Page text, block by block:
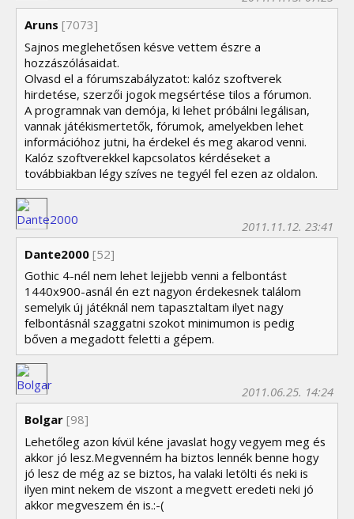
Aruns [7073]
Sajnos meglehetősen késve vettem észre a
hozzászólásaidat.
Olvasd el a fórumszabályzatot: kalóz szoftverek
hirdetése, szerzői jogok megsértése tilos a fórumon.
A programnak van demója, ki lehet próbálni legálisan,
vannak játékismertetők, fórumok, amelyekben lehet
információhoz jutni, ha érdekel és meg akarod venni.
Kalóz szoftverekkel kapcsolatos kérdéseket a
továbbiakban légy szíves ne tegyél fel ezen az oldalon.
Dante2000
2011.11.12. 23:41
[52]
Gothic 4-nél nem lehet lejjebb venni a felbontást
1440x900-asnál én ezt nagyon érdekesnek találom
semelyik új játéknál nem tapasztaltam ilyet nagy
felbontásnál szaggatni szokot minimumon is pedig
bőven a megadott feletti a gépem.
Bolgar
2011.06.25. 14:24
[98]
Lehetőleg azon kívül kéne javaslat hogy vegyem meg és
akkor jó lesz.Megvenném ha biztos lennék benne hogy
jó lesz de még az se biztos, ha valaki letölti és neki is
ilyen mint nekem de viszont a megvett eredeti neki jó
akkor megveszem én is.:-(